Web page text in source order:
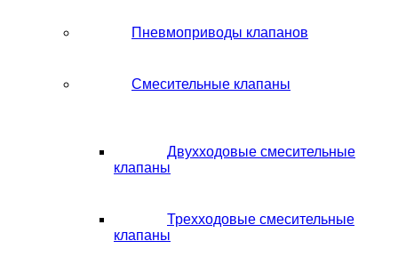
Пневмоприводы клапанов
Смесительные клапаны
Двухходовые смесительные
клапаны
Трехходовые смесительные
клапаны